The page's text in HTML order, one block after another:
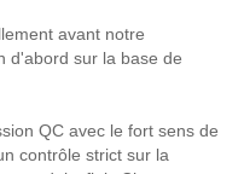
avant notre
d'abord sur la base de
QC avec le fort sens de
contrôle strict sur la